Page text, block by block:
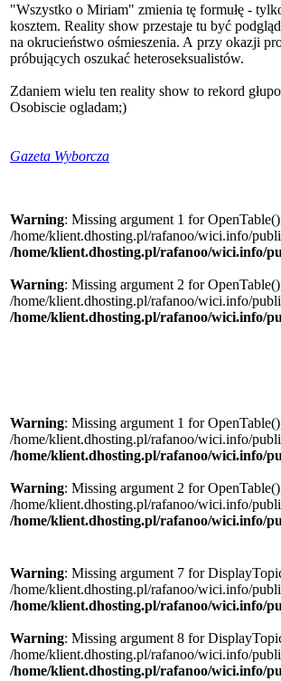
"Wszystko o Miriam" zmienia tę formułę -
kosztem. Reality show przestaje tu być
na okrucieństwo ośmieszenia. A przy okazji
próbujących oszukać heteroseksualistów.
Zdaniem wielu ten reality show to rekord
Osobiscie ogladam;)
Gazeta Wyborcza
Warning: Missing argument 1 for
/home/klient.dhosting.pl/rafanoo/wici.info/
/home/klient.dhosting.pl/rafanoo/wici.info/
Warning: Missing argument 2 for
/home/klient.dhosting.pl/rafanoo/wici.info/
/home/klient.dhosting.pl/rafanoo/wici.info/
Warning: Missing argument 1 for
/home/klient.dhosting.pl/rafanoo/wici.info/
/home/klient.dhosting.pl/rafanoo/wici.info/
Warning: Missing argument 2 for
/home/klient.dhosting.pl/rafanoo/wici.info/
/home/klient.dhosting.pl/rafanoo/wici.info/
Warning: Missing argument 7 for
/home/klient.dhosting.pl/rafanoo/wici.info/
/home/klient.dhosting.pl/rafanoo/wici.info/
Warning: Missing argument 8 for
/home/klient.dhosting.pl/rafanoo/wici.info/
/home/klient.dhosting.pl/rafanoo/wici.info/